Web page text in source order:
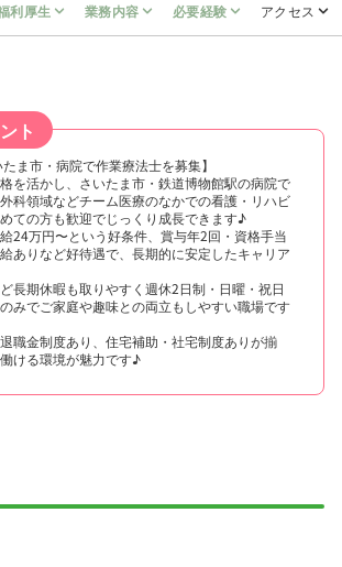
利厚生 業務内容 必要経験 アクセス
ト
ま市・病院で作業療法士を募集】
を活かし、さいたま市・鉄道博物館駅の病院で
科領域などチーム医療のなかでの看護・リハビ
ての方も歓迎でじっくり成長できます♪
24万円〜という好条件、賞与年2回・資格手当
ありなど好待遇で、長期的に安定したキャリア
長期休暇も取りやすく週休2日制・日曜・祝日
みでご家庭や趣味との両立もしやすい職場です
職金制度あり、住宅補助・社宅制度ありが揃
ける環境が魅力です♪